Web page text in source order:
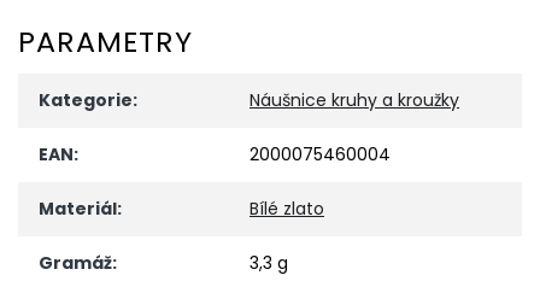
PARAMETRY
Kategorie: Náušnice kruhy a kroužky
EAN: 2000075460004
Materiál: Bílé zlato
Gramáž: 3,3 g